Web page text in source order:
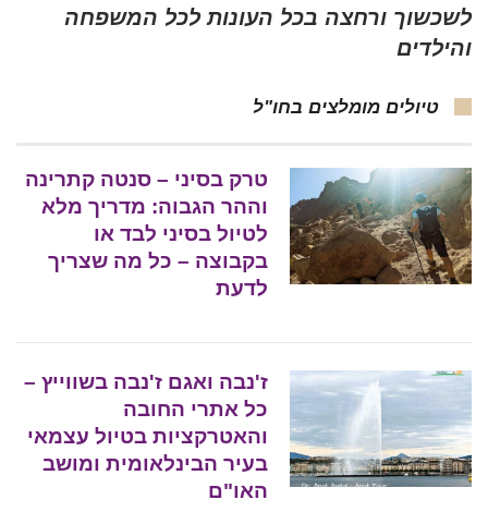
לשכשוך ורחצה בכל העונות לכל המשפחה
והילדים
טיולים מומלצים בחו"ל
טרק בסיני – סנטה קתרינה
וההר הגבוה: מדריך מלא
לטיול בסיני לבד או
בקבוצה – כל מה שצריך
לדעת
ז'נבה ואגם ז'נבה בשווייץ –
כל אתרי החובה
והאטרקציות בטיול עצמאי
בעיר הבינלאומית ומושב
האו"ם